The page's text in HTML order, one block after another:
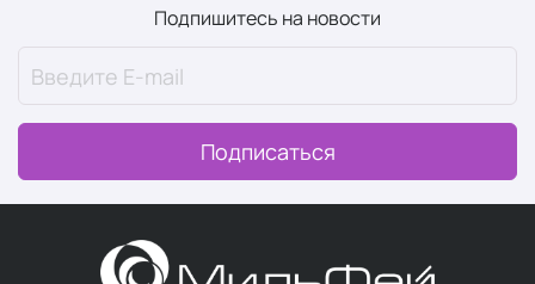
Подпишитесь на новости
Подписаться